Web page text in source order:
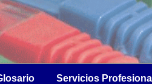
Servicios